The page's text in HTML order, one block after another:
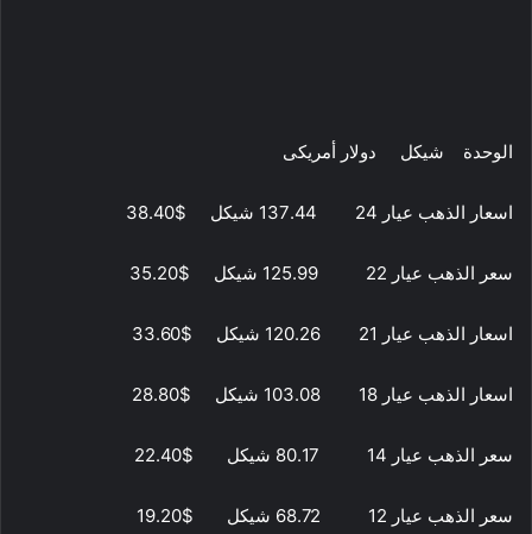
الوحدة شيكل دولار أمريكى
اسعار الذهب عيار 24 137.44 شيكل $38.40
سعر الذهب عيار 22 125.99 شيكل $35.20
اسعار الذهب عيار 21 120.26 شيكل $33.60
اسعار الذهب عيار 18 103.08 شيكل $28.80
سعر الذهب عيار 14 80.17 شيكل $22.40
سعر الذهب عيار 12 68.72 شيكل $19.20